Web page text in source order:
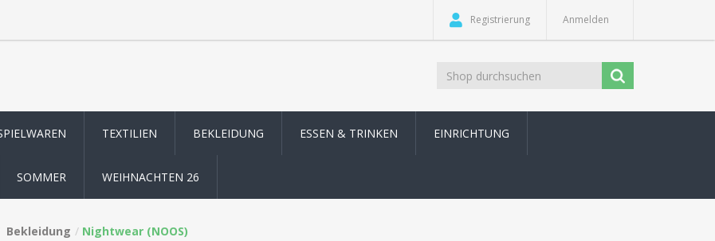
Registrierung Anmelden
TEXTILIEN BEKLEIDUNG ESSEN & TRINKEN EINRICHTUNG
SOMMER WEIHNACHTEN 26
Bekleidung Nightwear (NOOS)